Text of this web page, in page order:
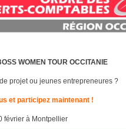
WOMEN TOUR OCCITANIE
projet ou jeunes entrepreneures ?
et participez maintenant !
février à Montpellier